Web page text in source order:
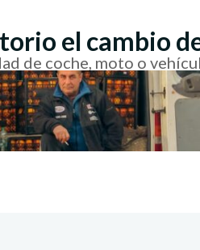
el cambio
de coche, moto o